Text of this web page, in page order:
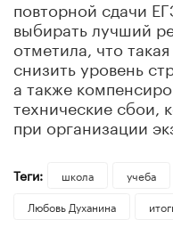
повторной сдачи
выбирать лучший
отметила, что
снизить уровень
а также
технические сбои,
при организации
Теги: школа учеба
Любовь Духанина